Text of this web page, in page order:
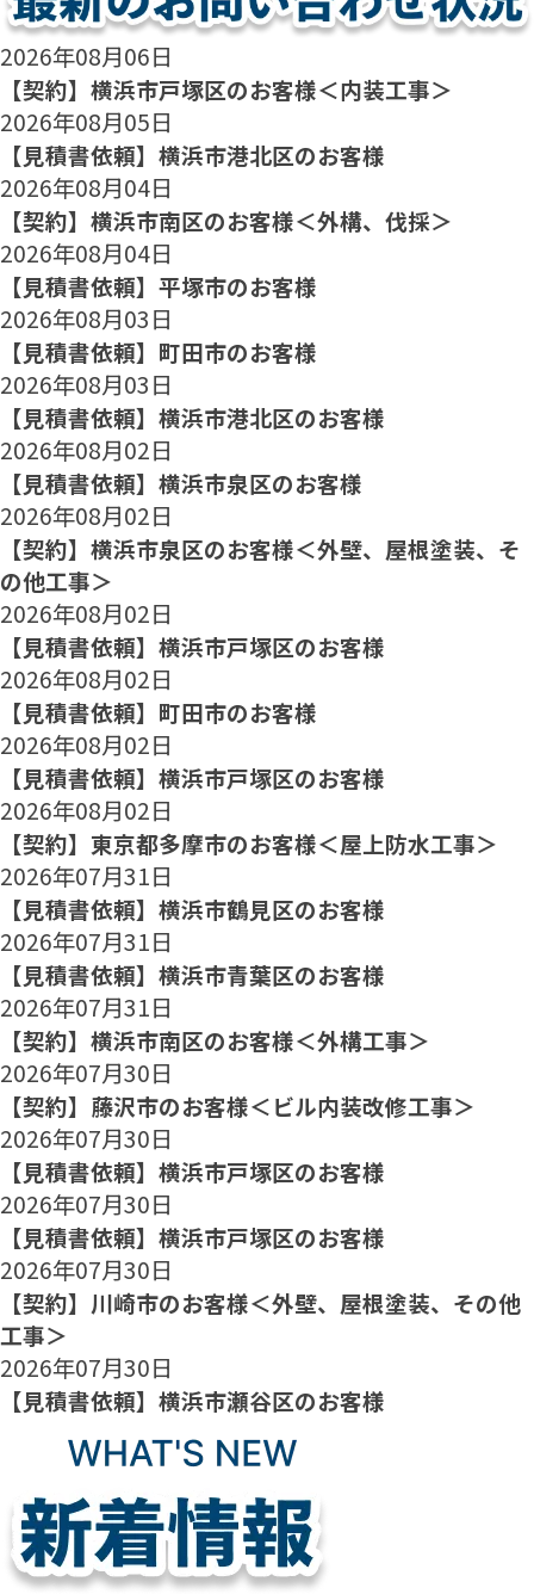
2026年08月06日
【契約】横浜市戸塚区のお客様＜内装工事＞
2026年08月05日
【見積書依頼】横浜市港北区のお客様
2026年08月04日
【契約】横浜市南区のお客様＜外構、伐採＞
2026年08月04日
【見積書依頼】平塚市のお客様
2026年08月03日
【見積書依頼】町田市のお客様
2026年08月03日
【見積書依頼】横浜市港北区のお客様
2026年08月02日
【見積書依頼】横浜市泉区のお客様
2026年08月02日
【契約】横浜市泉区のお客様＜外壁、屋根塗装、そ
の他工事＞
2026年08月02日
【見積書依頼】横浜市戸塚区のお客様
2026年08月02日
【見積書依頼】町田市のお客様
2026年08月02日
【見積書依頼】横浜市戸塚区のお客様
2026年08月02日
【契約】東京都多摩市のお客様＜屋上防水工事＞
2026年07月31日
【見積書依頼】横浜市鶴見区のお客様
2026年07月31日
【見積書依頼】横浜市青葉区のお客様
2026年07月31日
【契約】横浜市南区のお客様＜外構工事＞
2026年07月30日
【契約】藤沢市のお客様＜ビル内装改修工事＞
2026年07月30日
【見積書依頼】横浜市戸塚区のお客様
2026年07月30日
【見積書依頼】横浜市戸塚区のお客様
2026年07月30日
【契約】川崎市のお客様＜外壁、屋根塗装、その他
工事＞
2026年07月30日
【見積書依頼】横浜市瀬谷区のお客様